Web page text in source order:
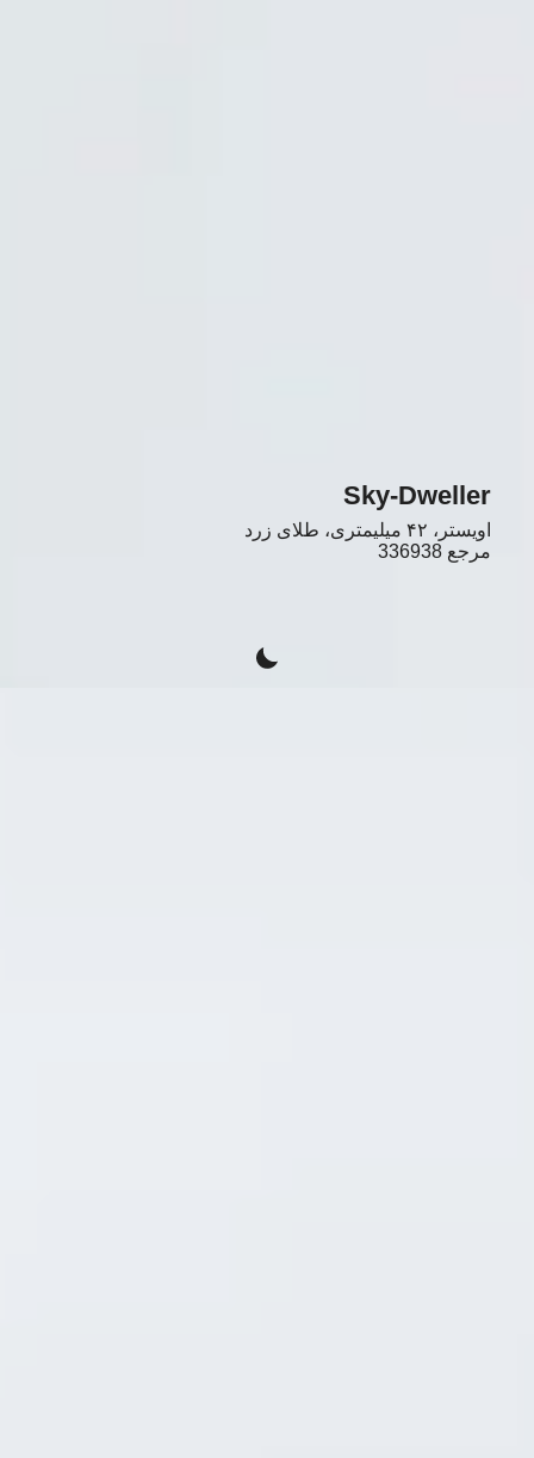
Sky-Dweller
اویستر، ۴۲ میلیمتری، طلای زرد
مرجع 336938